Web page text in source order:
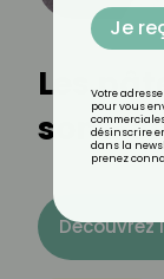
Les
sont-
Découvrez
Je
Votre
pour vous
désinscrire
dans la
prenez